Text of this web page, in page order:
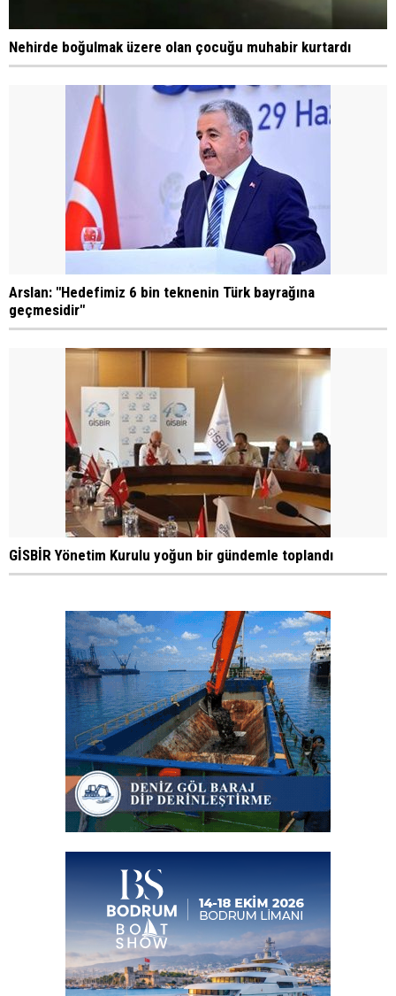
Nehirde boğulmak üzere olan çocuğu muhabir kurtardı
Arslan: "Hedefimiz 6 bin teknenin Türk bayrağına
geçmesidir"
GİSBİR Yönetim Kurulu yoğun bir gündemle toplandı